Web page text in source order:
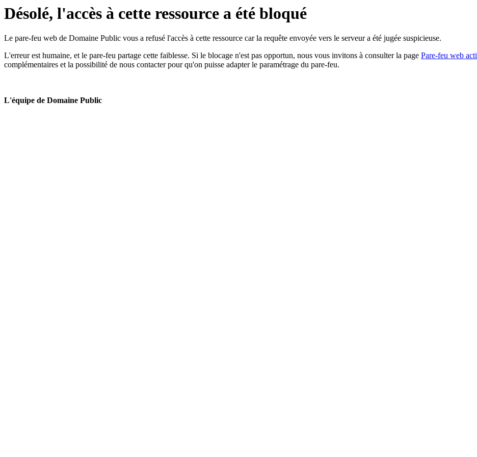
Désolé, l'accès à cette ressource a été bloqué
Le pare-feu web de Domaine Public vous a refusé l'accès à cette ressource car la requête envoyée vers le serveur a été jugée suspicieuse.
L'erreur est humaine, et le pare-feu partage cette faiblesse. Si le blocage n'est pas opportun, nous vous invitons à consulter la page Pare-feu web
complémentaires et la possibilité de nous contacter pour qu'on puisse adapter le paramétrage du pare-feu.
L'équipe de Domaine Public